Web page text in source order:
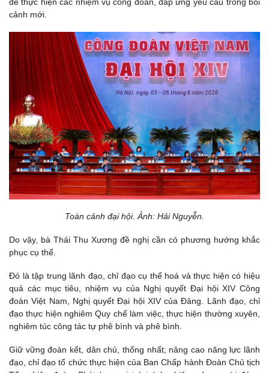
cảnh mới.
Toàn cảnh đại hội. Ảnh: Hải Nguyễn.
Do vậy, bà Thái Thu Xương đề nghị cần có phương hướng khắc
phục cụ thể.
Đó là tập trung lãnh đạo, chỉ đạo cụ thể hoá và thực hiện có hiệu
quả các mục tiêu, nhiệm vụ của Nghị quyết Đại hội XIV Công
đoàn Việt Nam, Nghị quyết Đại hội XIV của Đảng. Lãnh đạo, chỉ
đạo thực hiện nghiêm Quy chế làm việc, thực hiện thường xuyên,
nghiêm túc công tác tự phê bình và phê bình.
Giữ vững đoàn kết, dân chủ, thống nhất; nâng cao năng lực lãnh
đạo, chỉ đạo tổ chức thực hiện của Ban Chấp hành Đoàn Chủ tịch